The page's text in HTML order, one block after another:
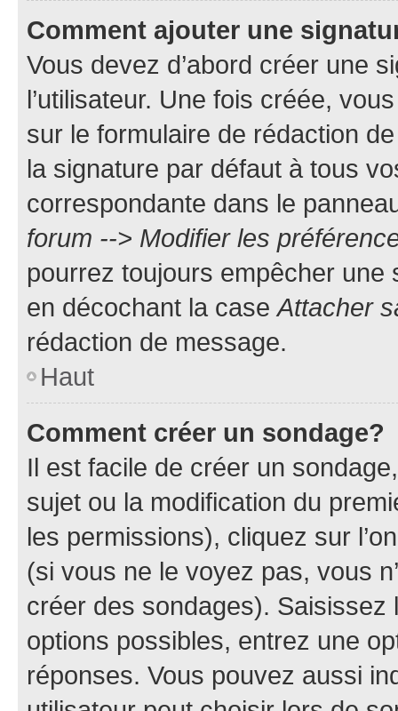
Comment ajouter une
Vous devez d’abord créer une
l’utilisateur. Une fois créée,
sur le formulaire de rédaction
la signature par défaut à tous
correspondante dans le
forum --> Modifier les
pourrez toujours empêcher une
en décochant la caseAttacher
rédaction de message.
Haut
Comment créer un sondage?
Il est facile de créer un
sujet ou la modification du
les permissions), cliquez sur
(si vous ne le voyez pas, vous
créer des sondages).
options possibles, entrez une
réponses. Vous pouvez aussi